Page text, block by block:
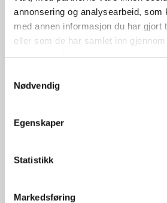
annonsering og analysearbeid, som
med annen informasjon du har gjort
eller som de har samlet inn
Nødvendig
Egenskaper
Statistikk
Markedsføring
Landsail CT6 165/